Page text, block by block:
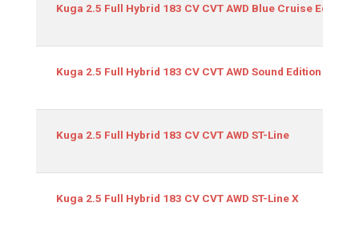
Kuga 2.5 Full Hybrid 183 CV CVT AWD Blue Cruise Edition
Kuga 2.5 Full Hybrid 183 CV CVT AWD Sound Edition
Kuga 2.5 Full Hybrid 183 CV CVT AWD ST-Line
Kuga 2.5 Full Hybrid 183 CV CVT AWD ST-Line X